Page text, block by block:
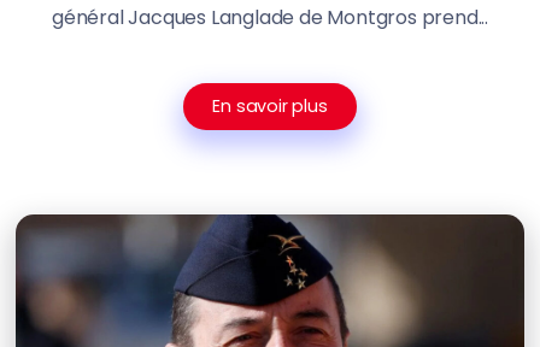
général Jacques Langlade de Montgros prend...
En savoir plus